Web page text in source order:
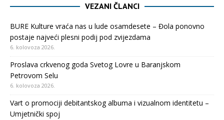
VEZANI ČLANCI
BURE Kulture vraća nas u lude osamdesete – Đola ponovno
postaje najveći plesni podij pod zvijezdama
6. kolovoza 2026.
Proslava crkvenog goda Svetog Lovre u Baranjskom
Petrovom Selu
6. kolovoza 2026.
Vart o promociji debitantskog albuma i vizualnom identitetu –
Umjetnički spoj